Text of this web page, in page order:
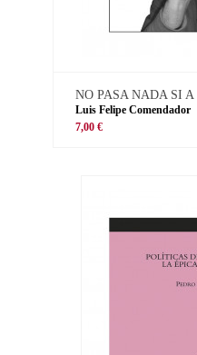
NO PASA NADA SI
Luis Felipe Comendador
7,00 €